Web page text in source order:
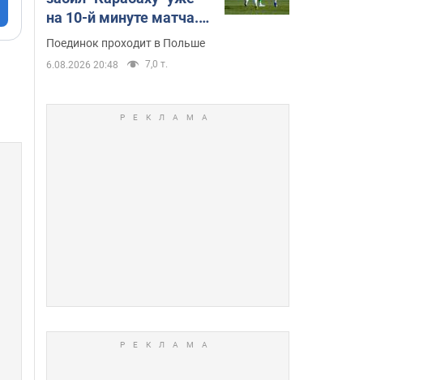
на 10-й минуте матча.
Видео
Поединок проходит в Польше
6.08.2026 20:48 7,0 т.